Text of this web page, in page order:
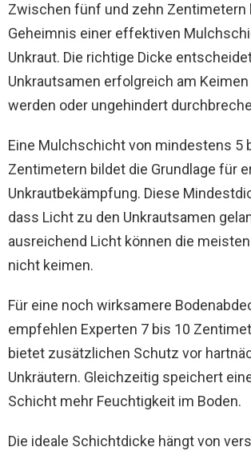
Zwischen fünf und zehn Zentimetern
Geheimnis einer effektiven
Unkraut. Die richtige Dicke
Unkrautsamen erfolgreich am
werden oder ungehindert
Eine Mulchschicht von mindestens 5
Zentimetern bildet die Grundlage für
Unkrautbekämpfung. Diese
dass Licht zu den Unkrautsamen
ausreichend Licht können die
nicht keimen.
Für eine noch wirksamere
empfehlen Experten 7 bis 10
bietet zusätzlichen Schutz vor
Unkräutern. Gleichzeitig speichert
Schicht mehr Feuchtigkeit im Boden.
Die ideale Schichtdicke hängt von